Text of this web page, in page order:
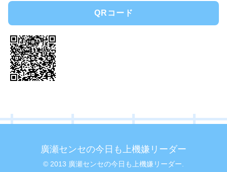
QRコード
廣瀬センセの今日も上機嫌リーダー
© 2013 廣瀬センセの今日も上機嫌リーダー.